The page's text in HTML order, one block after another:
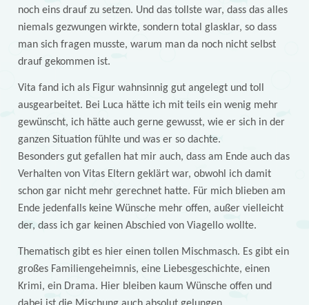
noch eins drauf zu setzen. Und das tollste war, dass das alles
niemals gezwungen wirkte, sondern total glasklar, so dass
man sich fragen musste, warum man da noch nicht selbst
drauf gekommen ist.
Vita fand ich als Figur wahnsinnig gut angelegt und toll
ausgearbeitet. Bei Luca hätte ich mit teils ein wenig mehr
gewünscht, ich hätte auch gerne gewusst, wie er sich in der
ganzen Situation fühlte und was er so dachte.
Besonders gut gefallen hat mir auch, dass am Ende auch das
Verhalten von Vitas Eltern geklärt war, obwohl ich damit
schon gar nicht mehr gerechnet hatte. Für mich blieben am
Ende jedenfalls keine Wünsche mehr offen, außer vielleicht
der, dass ich gar keinen Abschied von Viagello wollte.
Thematisch gibt es hier einen tollen Mischmasch. Es gibt ein
großes Familiengeheimnis, eine Liebesgeschichte, einen
Krimi, ein Drama. Hier bleiben kaum Wünsche offen und